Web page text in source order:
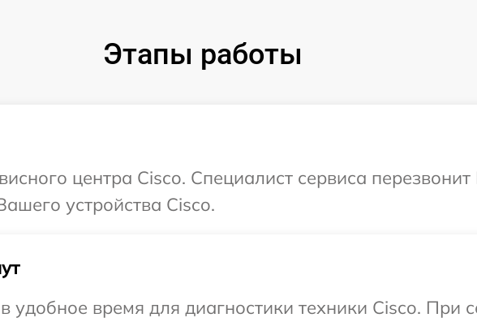
Этапы работы
центра Cisco. Специалист сервиса
устройства Cisco.
время для диагностики техники Cisco. При